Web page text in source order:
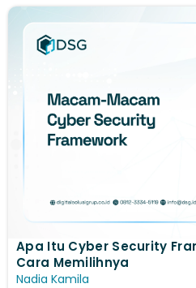
Apa Itu Cyber Security
Cara Memilihnya
Nadia Kamila